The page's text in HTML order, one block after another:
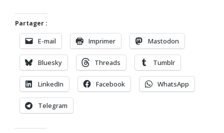
Partager :
E-mail Imprimer Mastodon
Bluesky Threads Tumblr
LinkedIn Facebook WhatsApp
Telegram